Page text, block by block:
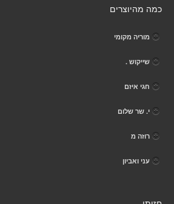
כמה מהיוצרים
מוריה מקומי
שייקוש .
חגי איזם
י. שר שלום
רוזה מ
עני ואביון